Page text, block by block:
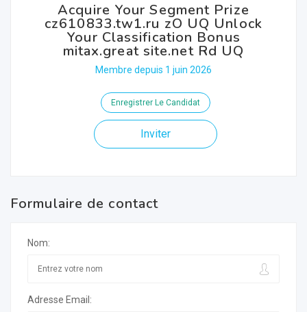
Acquire Your Segment Prize
cz610833.tw1.ru zO UQ Unlock
Your Classification Bonus
mitax.great site.net Rd UQ
Membre depuis 1 juin 2026
Enregistrer Le Candidat
Inviter
Formulaire de contact
Nom:
Adresse Email: